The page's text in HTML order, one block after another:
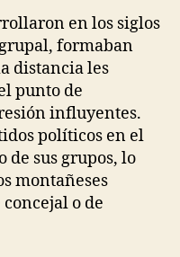
en los siglos
formaban
distancia les
punto de
influyentes.
políticos en el
de sus grupos, lo
montañeses
o de